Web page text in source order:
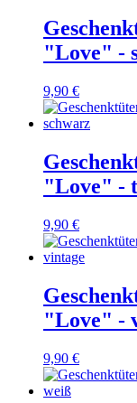
"Love" -
9,90 €
"Love" -
9,90 €
"Love" -
9,90 €